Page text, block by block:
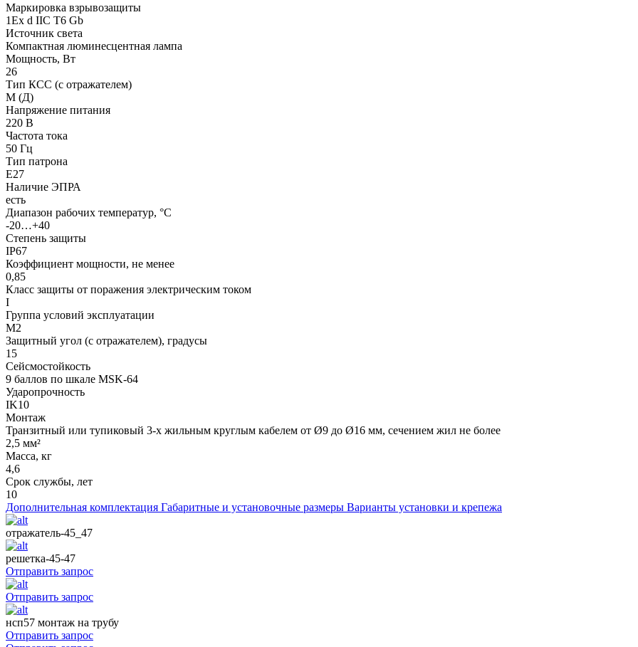
Маркировка взрывозащиты
1Ех d IIC T6 Gb
Источник света
Компактная люминесцентная лампа
Мощность, Вт
26
Тип КСС (с отражателем)
М (Д)
Напряжение питания
220 В
Частота тока
50 Гц
Тип патрона
Е27
Наличие ЭПРА
есть
Диапазон рабочих температур, °С
-20…+40
Степень защиты
IP67
Коэффициент мощности, не менее
0,85
Класс защиты от поражения электрическим током
I
Группа условий эксплуатации
М2
Защитный угол (с отражателем), градусы
15
Сейсмостойкость
9 баллов по шкале МSK-64
Ударопрочность
IK10
Монтаж
Транзитный или тупиковый 3-х жильным круглым кабелем от Ø9 до Ø16 мм, сечением жил не более
2,5 мм²
Масса, кг
4,6
Срок службы, лет
10
Дополнительная комплектация Габаритные и установочные размеры Варианты установки и крепежа
отражатель-45_47
решетка-45-47
Отправить запрос
Отправить запрос
нсп57 монтаж на трубу
Отправить запрос